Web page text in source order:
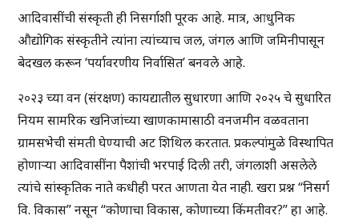
आदिवासींची संस्कृती ही निसर्गाशी पूरक आहे. मात्र, आधुनिक
औद्योगिक संस्कृतीने त्यांना त्यांच्याच जल, जंगल आणि जमिनीपासून
बेदखल करून ‘पर्यावरणीय निर्वासित’ बनवले आहे.
२०२३ च्या वन (संरक्षण) कायद्यातील सुधारणा आणि २०२५ चे सुधारित
नियम सामरिक खनिजांच्या खाणकामासाठी वनजमीन वळवताना
ग्रामसभेची संमती घेण्याची अट शिथिल करतात. प्रकल्पांमुळे विस्थापित
होणाऱ्या आदिवासींना पैशांची भरपाई दिली तरी, जंगलाशी असलेले
त्यांचे सांस्कृतिक नाते कधीही परत आणता येत नाही. खरा प्रश्न “निसर्ग
वि. विकास” नसून “कोणाचा विकास, कोणाच्या किंमतीवर?” हा आहे.